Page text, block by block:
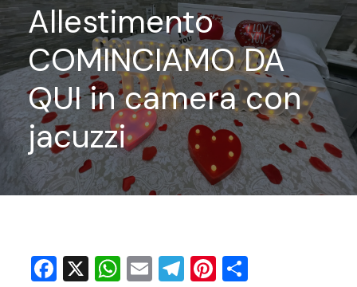
Allestimento
COMINCIAMO DA
QUI in camera con
jacuzzi
F X W E T Pi